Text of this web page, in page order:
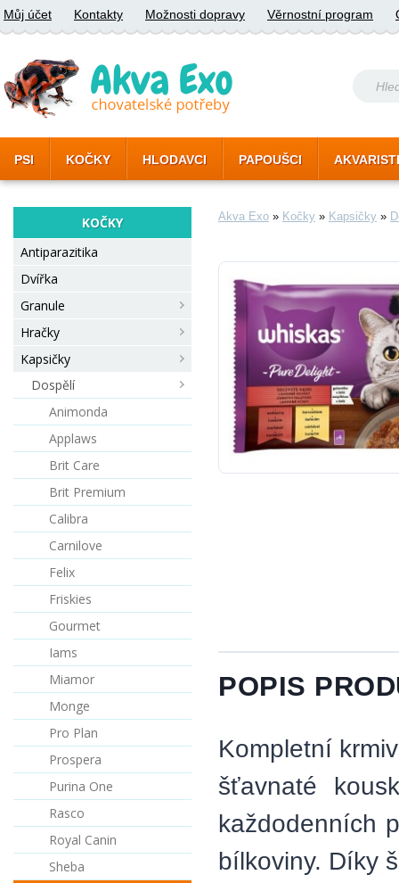
Můj účet Kontakty Možnosti dopravy Věrnostní program
PSI KOČKY HLODAVCI PAPOUŠCI
KOČKY
Antiparazitika
Dvířka
Granule
Hračky
Kapsičky
Dospělí
Animonda
Applaws
Brit Care
Brit Premium
Calibra
Carnilove
Felix
Friskies
Gourmet
Iams
Miamor
Monge
Pro Plan
Prospera
Purina One
Rasco
Royal Canin
Sheba
Akva Exo » Kočky » Kapsičky »
POPIS
Kompletní
šťavnaté
každodenních
bílkoviny. Díky